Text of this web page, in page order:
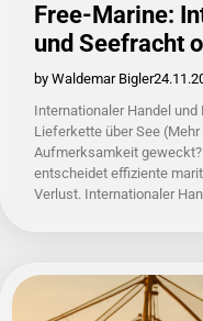
Free-Marine:
und Seefracht
by Waldemar Bigler
Internationaler Handel
Lieferkette über See
Aufmerksamkeit
entscheidet effiziente
Verlust. Internationaler